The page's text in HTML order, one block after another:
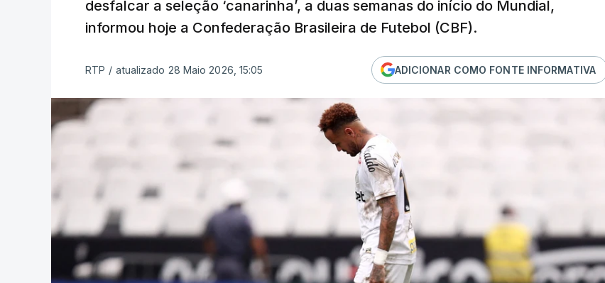
desfalcar a seleção ‘canarinha’, a duas semanas do início do Mundial,
informou hoje a Confederação Brasileira de Futebol (CBF).
RTP / atualizado 28 Maio 2026, 15:05 ADICIONAR COMO FONTE INFORMATIVA